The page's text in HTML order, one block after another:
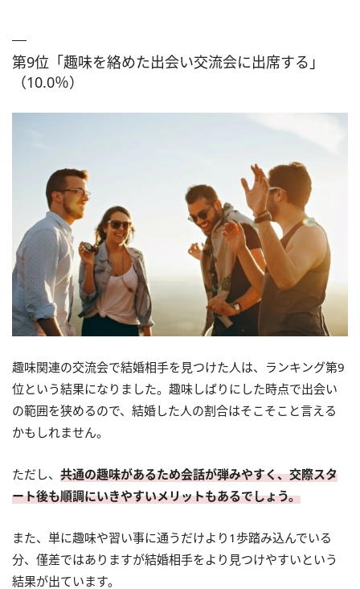
第9位「趣味を絡めた出会い交流会に出席する」
（10.0％）
趣味関連の交流会で結婚相手を見つけた人は、ランキング第9
位という結果になりました。趣味しばりにした時点で出会い
の範囲を狭めるので、結婚した人の割合はそこそこと言える
かもしれません。
ただし、 共通の趣味があるため会話が弾みやすく、交際スタ
ート後も順調にいきやすいメリットもあるでしょう。
また、単に趣味や習い事に通うだけより1歩踏み込んでいる
分、僅差ではありますが結婚相手をより見つけやすいという
結果が出ています。